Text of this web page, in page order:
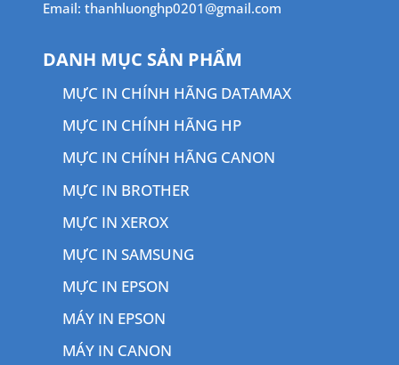
Email: thanhluonghp0201@gmail.com
DANH MỤC SẢN PHẨM
MỰC IN CHÍNH HÃNG DATAMAX
MỰC IN CHÍNH HÃNG HP
MỰC IN CHÍNH HÃNG CANON
MỰC IN BROTHER
MỰC IN XEROX
MỰC IN SAMSUNG
MỰC IN EPSON
MÁY IN EPSON
MÁY IN CANON